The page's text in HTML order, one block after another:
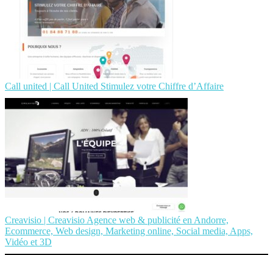
Call united | Call United Stimulez votre Chiffre d’Affaire
Creavisio | Creavisio Agence web & publicité en Andorre,
Ecommerce, Web design, Marketing online, Social media, Apps,
Vidéo et 3D